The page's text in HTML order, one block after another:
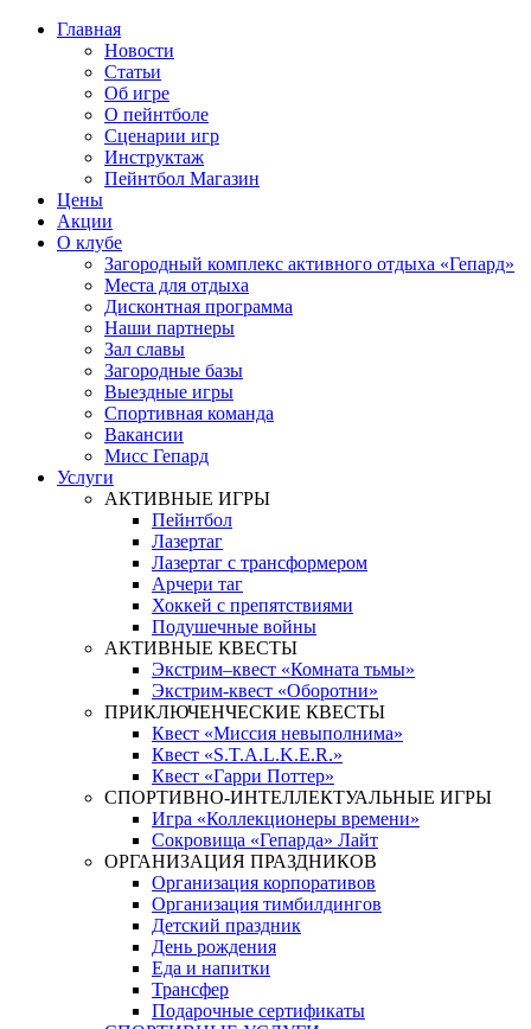
Главная
Новости
Статьи
Об игре
О пейнтболе
Сценарии игр
Инструктаж
Пейнтбол Магазин
Цены
Акции
О клубе
Загородный комплекс активного отдыха «Гепард»
Места для отдыха
Дисконтная программа
Наши партнеры
Зал славы
Загородные базы
Выездные игры
Спортивная команда
Вакансии
Мисс Гепард
Услуги
АКТИВНЫЕ ИГРЫ
Пейнтбол
Лазертаг
Лазертаг с трансформером
Арчери таг
Хоккей с препятствиями
Подушечные войны
АКТИВНЫЕ КВЕСТЫ
Экстрим–квест «Комната тьмы»
Экстрим-квест «Оборотни»
ПРИКЛЮЧЕНЧЕСКИЕ КВЕСТЫ
Квест «Миссия невыполнима»
Квест «S.T.A.L.K.E.R.»
Квест «Гарри Поттер»
СПОРТИВНО-ИНТЕЛЛЕКТУАЛЬНЫЕ ИГРЫ
Игра «Коллекционеры времени»
Сокровища «Гепарда» Лайт
ОРГАНИЗАЦИЯ ПРАЗДНИКОВ
Организация корпоративов
Организация тимбилдингов
Детский праздник
День рождения
Еда и напитки
Трансфер
Подарочные сертификаты